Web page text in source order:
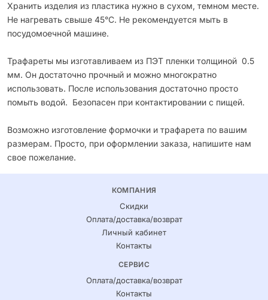
Хранить изделия из пластика нужно в сухом, темном месте.
Не нагревать свыше 45°С. Не рекомендуется мыть в
посудомоечной машине.
Трафареты мы изготавливаем из ПЭТ пленки толщиной 0.5
мм. Он достаточно прочный и можно многократно
использовать. После использования достаточно просто
помыть водой. Безопасен при контактировании с пищей.
Возможно изготовление формочки и трафарета по вашим
размерам. Просто, при оформлении заказа, напишите нам
свое пожелание.
КОМПАНИЯ
Скидки
Оплата/доставка/возврат
Личный кабинет
Контакты
СЕРВИС
Оплата/доставка/возврат
Контакты